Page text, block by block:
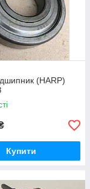
(HARP)
Купити